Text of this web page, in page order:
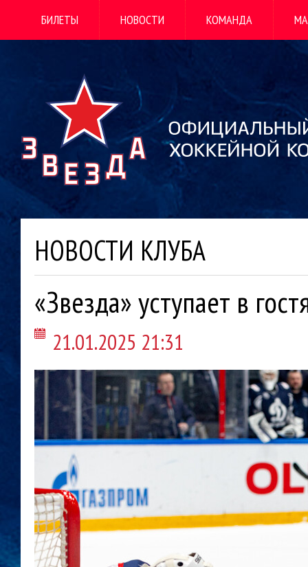
БИЛЕТЫ НОВОСТИ КОМАНДА
НОВОСТИ КЛУБА
«Звезда» уступает в
21.01.2025 21:31